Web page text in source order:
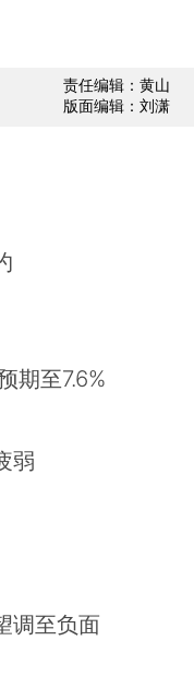
责任编辑：黄山
版面编辑：刘潇
期至7.6%
弱
调至负面